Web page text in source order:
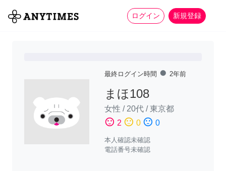
ログイン 新規登録
全て 家事 more_horiz
最終ログイン時間 fiber_manual_record 2年前
まほ108
女性 / 20代 /東京都
sentiment_satisfied 2 sentiment_neutral 0 sentiment_dissatisfied 0
本人確認未確認
電話番号未確認